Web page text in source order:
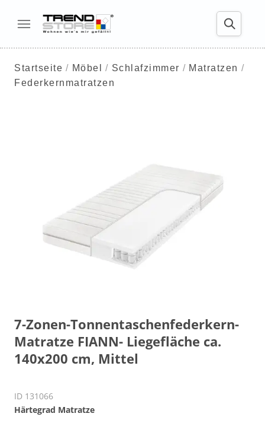
Startseite Möbel Schlafzimmer
Matratzen
Federkernmatratzen
7-Zonen-Tonnentaschenfederkern-
Matratze FIANN- Liegefläche ca.
140x200 cm, Mittel
ID 131066
Härtegrad Matratze